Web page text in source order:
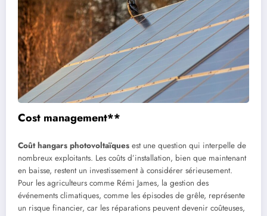
Cost management**
Coût hangars photovoltaïques est une question qui interpelle de
nombreux exploitants. Les coûts d’installation, bien que maintenant
en baisse, restent un investissement à considérer sérieusement.
Pour les agriculteurs comme Rémi James, la gestion des
événements climatiques, comme les épisodes de grêle, représente
un risque financier, car les réparations peuvent devenir coûteuses,